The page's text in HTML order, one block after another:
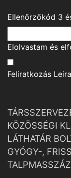
Ellenőrzőkód 3
Elolvastam és
Feliratkozás
KÖZÖSSÉGI
LÁTHATÁR
GYÓGY-,